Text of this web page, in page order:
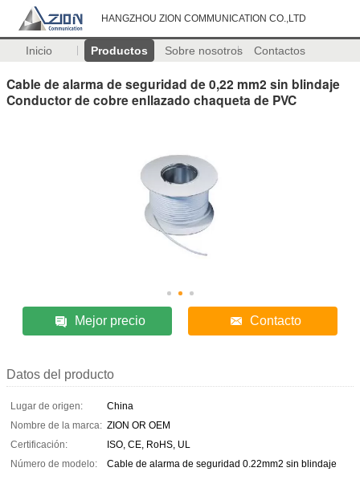
HANGZHOU ZION COMMUNICATION CO.,LTD
Inicio Productos Sobre nosotros Contactos
Cable de alarma de seguridad de 0,22 mm2 sin blindaje
Conductor de cobre enllazado chaqueta de PVC
Mejor precio Contacto
Datos del producto
Lugar de origen:
China
Nombre de la marca: ZION OR OEM
Certificación:
ISO, CE, RoHS, UL
Número de modelo:
Cable de alarma de seguridad 0.22mm2 sin blindaje